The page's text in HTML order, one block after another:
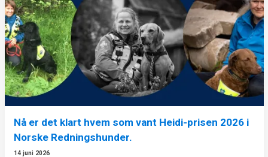
Nå er det klart hvem som vant Heidi-prisen 2026 i
Norske Redningshunder.
14 juni 2026